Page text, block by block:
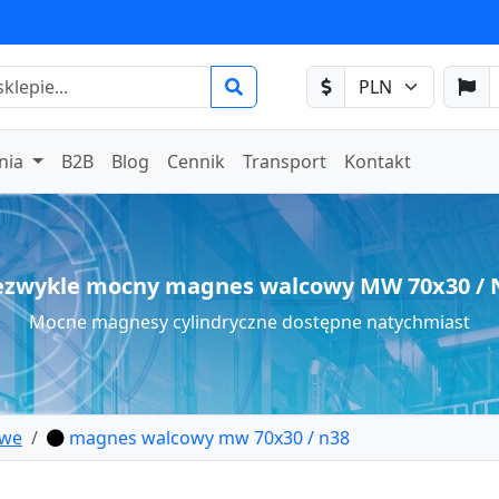
B2B Blog Cennik Transport Kontakt
mocny magnes walcowy MW 70x30 /
Mocne magnesy cylindryczne dostępne natychmiast
magnes walcowy mw 70x30 / n38